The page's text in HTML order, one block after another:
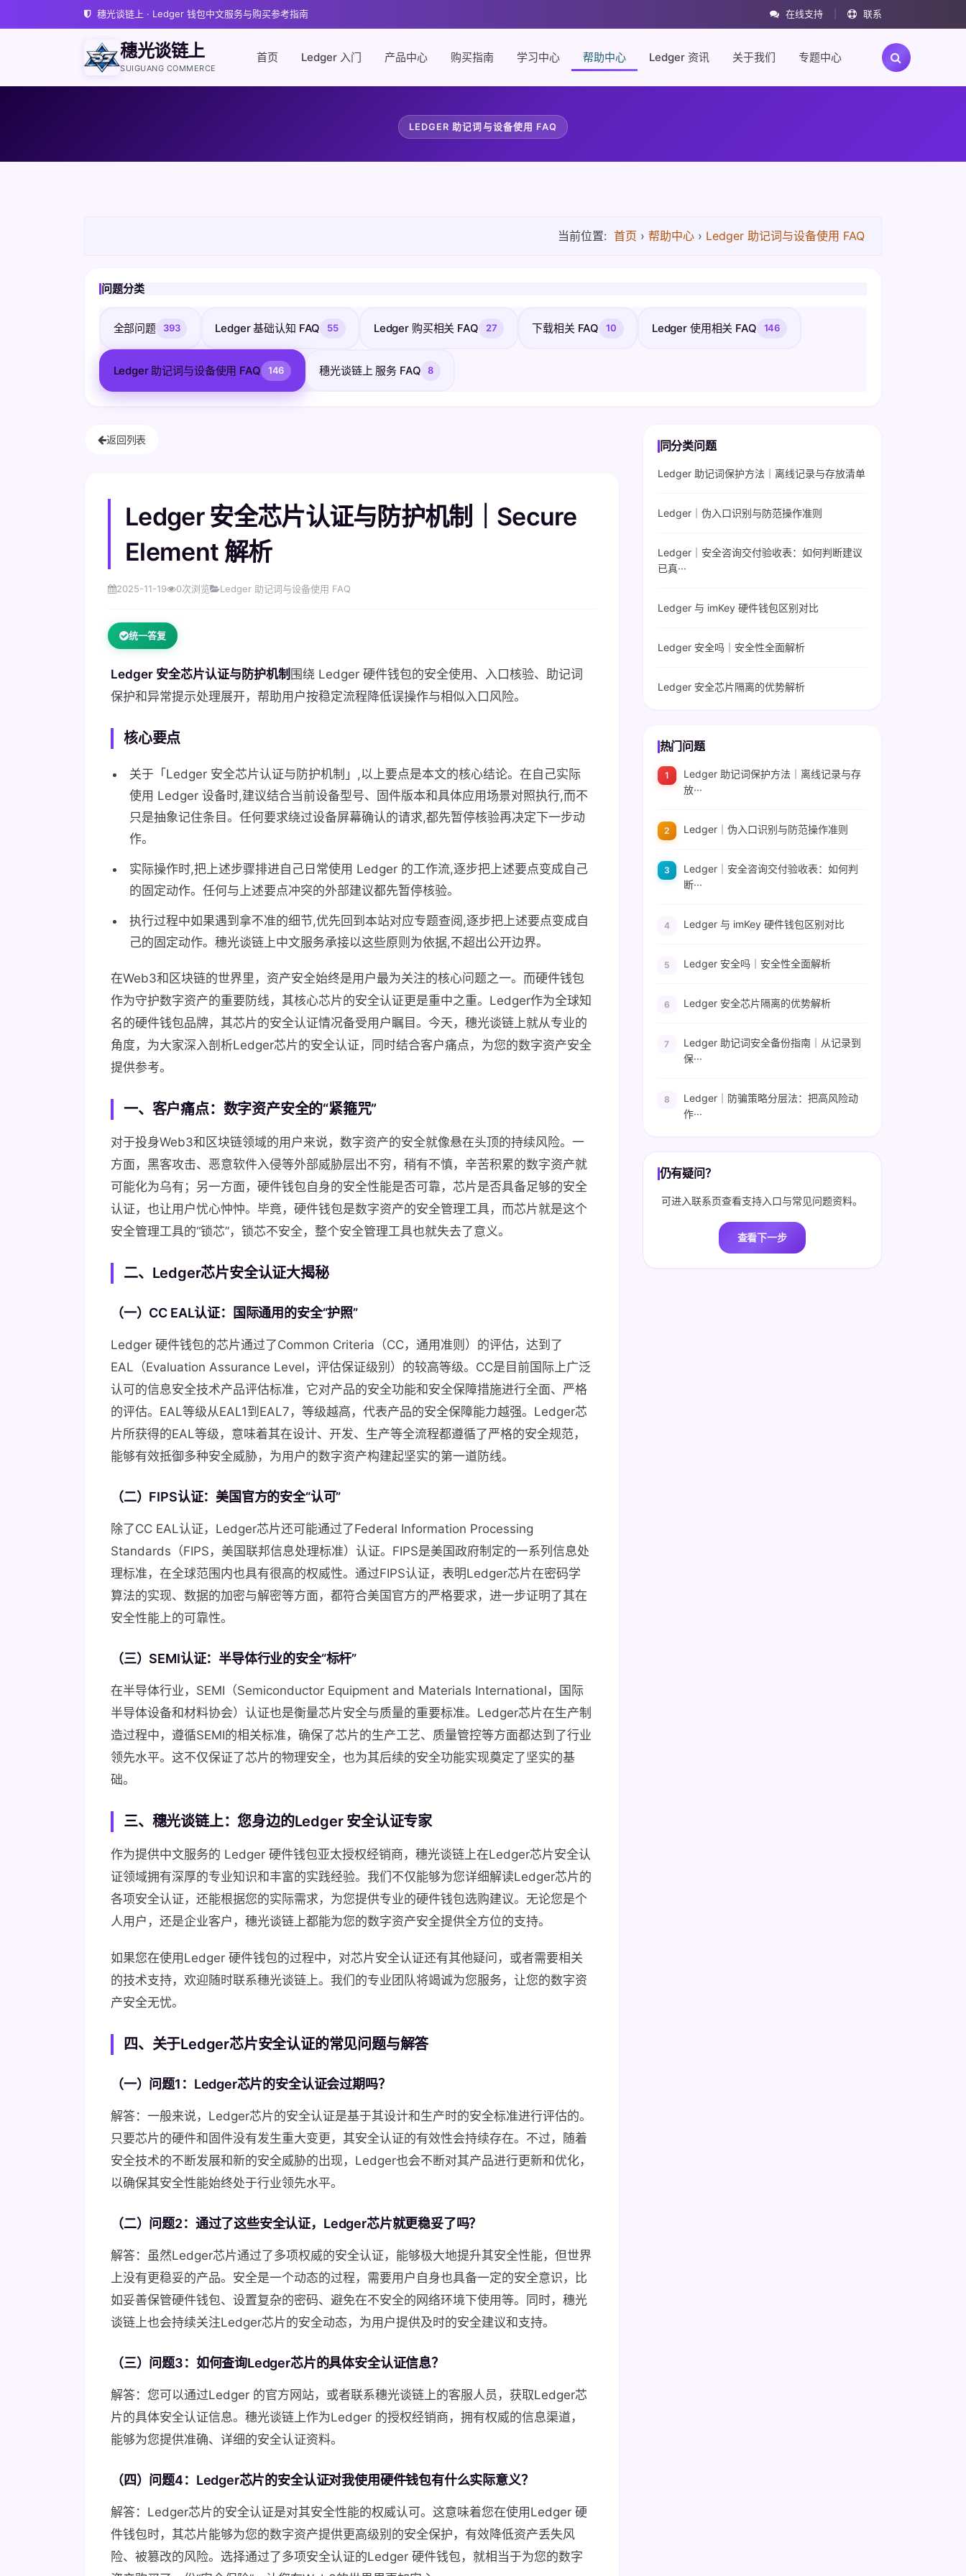
穗光谈链上 · Ledger 钱包中文服务与购买参考指南 在线支持 联系
穗光谈链上
SUIGUANG COMMERCE
首页 Ledger 入门 产品中心 购买指南 学习中心 帮助中心 Ledger 资讯 关于我们 专题中心
LEDGER 助记词与设备使用 FAQ
当前位置: 首页 › 帮助中心 › Ledger 助记词与设备使用 FAQ
问题分类
全部问题 393 Ledger 基础认知 FAQ 55 Ledger 购买相关 FAQ 27 下载相关 FAQ 10 Ledger 使用相关 FAQ 146
Ledger 助记词与设备使用 FAQ 146 穗光谈链上 服务 FAQ 8
返回列表
Ledger 安全芯片认证与防护机制｜Secure
Element 解析
2025-11-19 0次浏览 Ledger 助记词与设备使用 FAQ
统一答复
Ledger 安全芯片认证与防护机制 围绕 Ledger 硬件钱包的安全使用、入口核验、助记词
保护和异常提示处理展开，帮助用户按稳定流程降低误操作与相似入口风险。
核心要点
关于「Ledger 安全芯片认证与防护机制」,以上要点是本文的核心结论。在自己实际
使用 Ledger 设备时,建议结合当前设备型号、固件版本和具体应用场景对照执行,而不
只是抽象记住条目。任何要求绕过设备屏幕确认的请求,都先暂停核验再决定下一步动
作。
实际操作时,把上述步骤排进自己日常使用 Ledger 的工作流,逐步把上述要点变成自己
的固定动作。任何与上述要点冲突的外部建议都先暂停核验。
执行过程中如果遇到拿不准的细节,优先回到本站对应专题查阅,逐步把上述要点变成自
己的固定动作。穗光谈链上中文服务承接以这些原则为依据,不超出公开边界。
在Web3和区块链的世界里，资产安全始终是用户最为关注的核心问题之一。而硬件钱包
作为守护数字资产的重要防线，其核心芯片的安全认证更是重中之重。Ledger作为全球知
名的硬件钱包品牌，其芯片的安全认证情况备受用户瞩目。今天，穗光谈链上就从专业的
角度，为大家深入剖析Ledger芯片的安全认证，同时结合客户痛点，为您的数字资产安全
提供参考。
一、客户痛点：数字资产安全的“紧箍咒”
对于投身Web3和区块链领域的用户来说，数字资产的安全就像悬在头顶的持续风险。一
方面，黑客攻击、恶意软件入侵等外部威胁层出不穷，稍有不慎，辛苦积累的数字资产就
可能化为乌有；另一方面，硬件钱包自身的安全性能是否可靠，芯片是否具备足够的安全
认证，也让用户忧心忡忡。毕竟，硬件钱包是数字资产的安全管理工具，而芯片就是这个
安全管理工具的“锁芯”，锁芯不安全，整个安全管理工具也就失去了意义。
二、Ledger芯片安全认证大揭秘
（一）CC EAL认证：国际通用的安全“护照”
Ledger 硬件钱包的芯片通过了Common Criteria（CC，通用准则）的评估，达到了
EAL（Evaluation Assurance Level，评估保证级别）的较高等级。CC是目前国际上广泛
认可的信息安全技术产品评估标准，它对产品的安全功能和安全保障措施进行全面、严格
的评估。EAL等级从EAL1到EAL7，等级越高，代表产品的安全保障能力越强。Ledger芯
片所获得的EAL等级，意味着其在设计、开发、生产等全流程都遵循了严格的安全规范，
能够有效抵御多种安全威胁，为用户的数字资产构建起坚实的第一道防线。
（二）FIPS认证：美国官方的安全“认可”
除了CC EAL认证，Ledger芯片还可能通过了Federal Information Processing
Standards（FIPS，美国联邦信息处理标准）认证。FIPS是美国政府制定的一系列信息处
理标准，在全球范围内也具有很高的权威性。通过FIPS认证，表明Ledger芯片在密码学
算法的实现、数据的加密与解密等方面，都符合美国官方的严格要求，进一步证明了其在
安全性能上的可靠性。
（三）SEMI认证：半导体行业的安全“标杆”
在半导体行业，SEMI（Semiconductor Equipment and Materials International，国际
半导体设备和材料协会）认证也是衡量芯片安全与质量的重要标准。Ledger芯片在生产制
造过程中，遵循SEMI的相关标准，确保了芯片的生产工艺、质量管控等方面都达到了行业
领先水平。这不仅保证了芯片的物理安全，也为其后续的安全功能实现奠定了坚实的基
础。
三、穗光谈链上：您身边的Ledger 安全认证专家
作为提供中文服务的 Ledger 硬件钱包亚太授权经销商，穗光谈链上在Ledger芯片安全认
证领域拥有深厚的专业知识和丰富的实践经验。我们不仅能够为您详细解读Ledger芯片的
各项安全认证，还能根据您的实际需求，为您提供专业的硬件钱包选购建议。无论您是个
人用户，还是企业客户，穗光谈链上都能为您的数字资产安全提供全方位的支持。
如果您在使用Ledger 硬件钱包的过程中，对芯片安全认证还有其他疑问，或者需要相关
的技术支持，欢迎随时联系穗光谈链上。我们的专业团队将竭诚为您服务，让您的数字资
产安全无忧。
四、关于Ledger芯片安全认证的常见问题与解答
（一）问题1：Ledger芯片的安全认证会过期吗？
解答：一般来说，Ledger芯片的安全认证是基于其设计和生产时的安全标准进行评估的。
只要芯片的硬件和固件没有发生重大变更，其安全认证的有效性会持续存在。不过，随着
安全技术的不断发展和新的安全威胁的出现，Ledger也会不断对其产品进行更新和优化，
以确保其安全性能始终处于行业领先水平。
（二）问题2：通过了这些安全认证，Ledger芯片就更稳妥了吗？
解答：虽然Ledger芯片通过了多项权威的安全认证，能够极大地提升其安全性能，但世界
上没有更稳妥的产品。安全是一个动态的过程，需要用户自身也具备一定的安全意识，比
如妥善保管硬件钱包、设置复杂的密码、避免在不安全的网络环境下使用等。同时，穗光
谈链上也会持续关注Ledger芯片的安全动态，为用户提供及时的安全建议和支持。
（三）问题3：如何查询Ledger芯片的具体安全认证信息？
解答：您可以通过Ledger 的官方网站，或者联系穗光谈链上的客服人员，获取Ledger芯
片的具体安全认证信息。穗光谈链上作为Ledger 的授权经销商，拥有权威的信息渠道，
能够为您提供准确、详细的安全认证资料。
（四）问题4：Ledger芯片的安全认证对我使用硬件钱包有什么实际意义？
解答：Ledger芯片的安全认证是对其安全性能的权威认可。这意味着您在使用Ledger 硬
件钱包时，其芯片能够为您的数字资产提供更高级别的安全保护，有效降低资产丢失风
险、被篡改的风险。选择通过了多项安全认证的Ledger 硬件钱包，就相当于为您的数字
同分类问题
Ledger 助记词保护方法｜离线记录与存放清单
Ledger｜伪入口识别与防范操作准则
Ledger｜安全咨询交付验收表：如何判断建议
已真···
Ledger 与 imKey 硬件钱包区别对比
Ledger 安全吗｜安全性全面解析
Ledger 安全芯片隔离的优势解析
热门问题
Ledger 助记词保护方法｜离线记录与存
放···
Ledger｜伪入口识别与防范操作准则
Ledger｜安全咨询交付验收表：如何判
断···
Ledger 与 imKey 硬件钱包区别对比
Ledger 安全吗｜安全性全面解析
Ledger 安全芯片隔离的优势解析
Ledger 助记词安全备份指南｜从记录到
保···
Ledger｜防骗策略分层法：把高风险动
作···
仍有疑问？
可进入联系页查看支持入口与常见问题资料。
查看下一步